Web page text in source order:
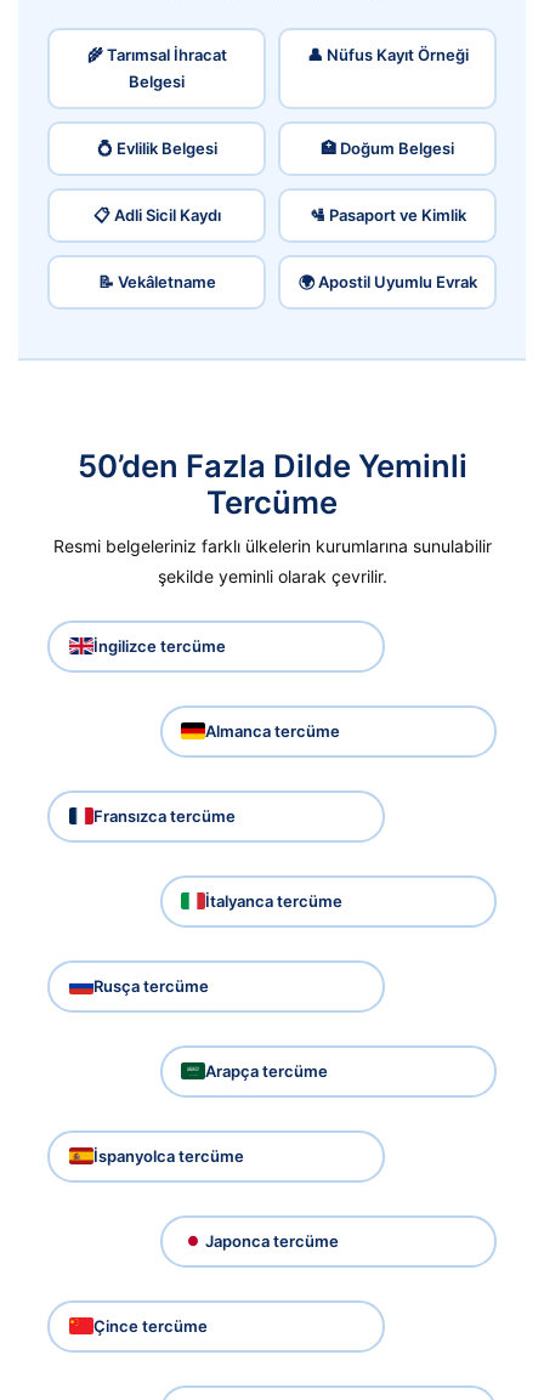
🌾 Tarımsal İhracat
Belgesi
👤 Nüfus Kayıt Örneği
💍 Evlilik Belgesi 🏥 Doğum Belgesi
📋 Adli Sicil Kaydı 🛂 Pasaport ve Kimlik
📝 Vekâletname 🌍 Apostil Uyumlu Evrak
50’den Fazla Dilde Yeminli
Tercüme
Resmi belgeleriniz farklı ülkelerin kurumlarına sunulabilir
şekilde yeminli olarak çevrilir.
İngilizce tercüme
Almanca tercüme
Fransızca tercüme
İtalyanca tercüme
Rusça tercüme
Arapça tercüme
İspanyolca tercüme
Japonca tercüme
Çince tercüme